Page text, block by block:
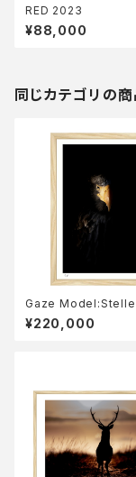
RED 2023
¥88,000
同じカテゴリの商
Gaze
eagle 2023
¥220,000